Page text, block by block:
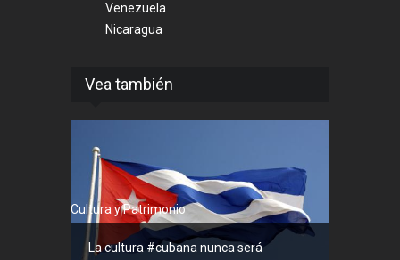
Venezuela
Nicaragua
Vea también
Cultura y Patrimonio
La cultura #cubana nunca será